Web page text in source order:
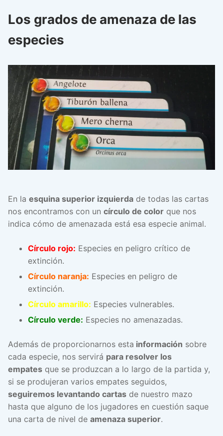
Los grados de amenaza de las
especies
En la esquina superior izquierda de todas las cartas
nos encontramos con un círculo de color que nos
indica cómo de amenazada está esa especie animal.
Círculo rojo: Especies en peligro crítico de
extinción.
Círculo naranja: Especies en peligro de
extinción.
Círculo amarillo: Especies vulnerables.
Círculo verde: Especies no amenazadas.
Además de proporcionarnos esta información sobre
cada especie, nos servirá para resolver los
empates que se produzcan a lo largo de la partida y,
si se produjeran varios empates seguidos,
seguiremos levantando cartas de nuestro mazo
hasta que alguno de los jugadores en cuestión saque
una carta de nivel de amenaza superior.